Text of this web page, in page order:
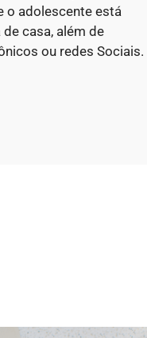
o adolescente está
casa, além de
ou redes Sociais.